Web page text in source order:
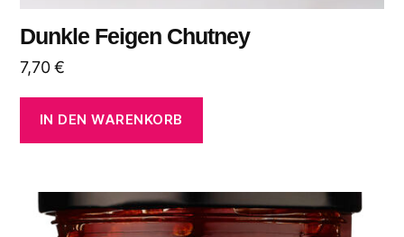
Dunkle Feigen Chutney
7,70€
IN DEN WARENKORB